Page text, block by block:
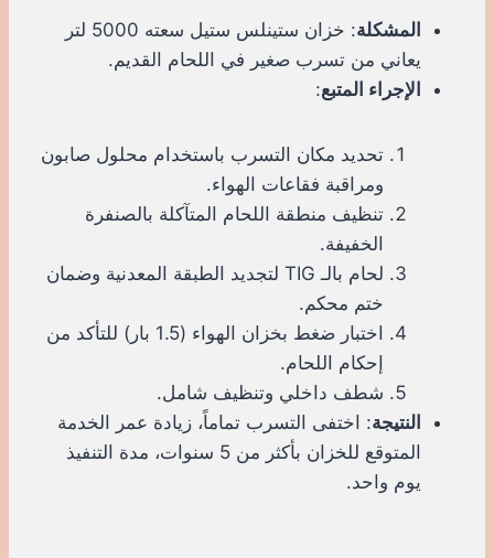
المشكلة
: خزان ستينلس ستيل سعته 5000 لتر
يعاني من تسرب صغير في اللحام القديم.
الإجراء المتبع:
تحديد مكان التسرب باستخدام محلول صابون
ومراقبة فقاعات الهواء.
تنظيف منطقة اللحام المتآكلة بالصنفرة
الخفيفة.
لحام بالـ TIG لتجديد الطبقة المعدنية وضمان
ختم محكم.
اختبار ضغط بخزان الهواء (1.5 بار) للتأكد من
إحكام اللحام.
شطف داخلي وتنظيف شامل.
النتيجة: اختفى التسرب تماماً، زيادة عمر الخدمة
المتوقع للخزان بأكثر من 5 سنوات، مدة التنفيذ
يوم واحد.